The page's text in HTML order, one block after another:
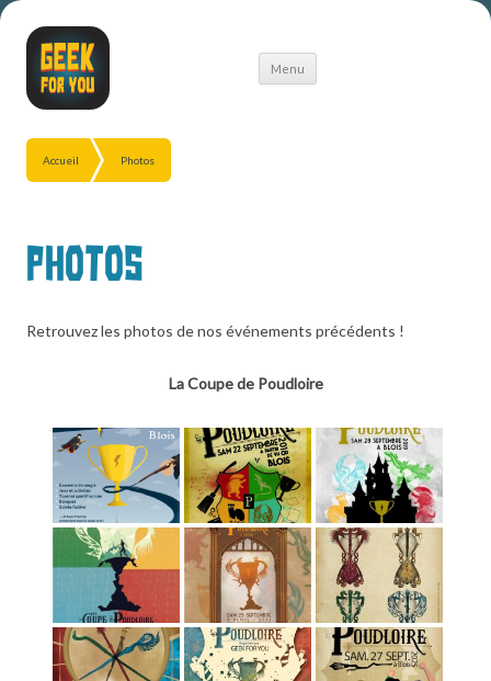
Menu
Aller
Accueil Photos
Photos
Retrouvez les photos de nos événements précédents !
La Coupe de Poudloire